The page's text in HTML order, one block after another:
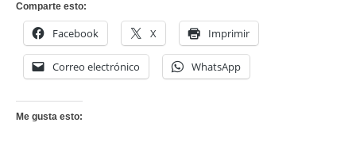
Comparte esto:
Facebook X Imprimir
Correo electrónico WhatsApp
Me gusta esto: